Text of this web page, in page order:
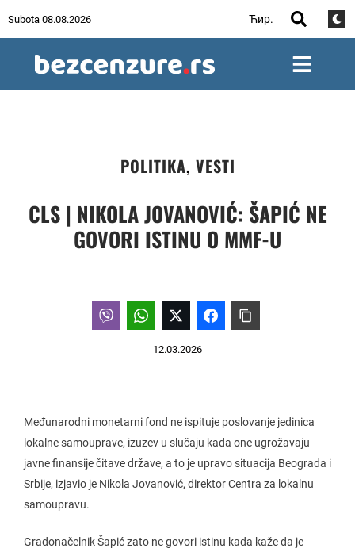
Subota 08.08.2026 Ћир.
POLITIKA, VESTI
CLS | NIKOLA JOVANOVIĆ: ŠAPIĆ NE
GOVORI ISTINU O MMF-U
12.03.2026
Međunarodni monetarni fond ne ispituje poslovanje jedinica
lokalne samouprave, izuzev u slučaju kada one ugrožavaju
javne finansije čitave države, a to je upravo situacija Beograda i
Srbije, izjavio je Nikola Jovanović, direktor Centra za lokalnu
samoupravu.
Gradonačelnik Šapić zato ne govori istinu kada kaže da je